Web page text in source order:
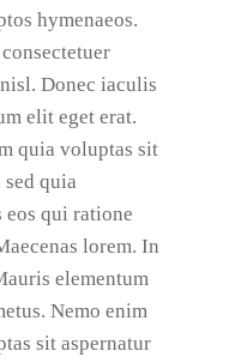
hymenaeos.
Donec iaculis
elit eget erat.
quia voluptas sit
quia
eos qui ratione
lorem. In
elementum
Nemo enim
sit aspernatur